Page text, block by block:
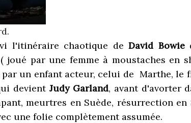
l'itinéraire chaotique de David Bowie
( joué par une femme à moustaches en
un enfant acteur, celui de Marthe, le
devient Judy Garland, avant d'avorter
meurtres en Suède, résurrection en
une folie complètement assumée.